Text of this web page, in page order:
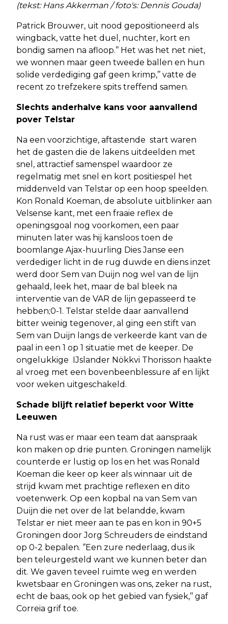
(tekst: Hans Akkerman / foto's: Dennis Gouda)
Patrick Brouwer, uit nood gepositioneerd als
wingback, vatte het duel, nuchter, kort en
bondig samen na afloop.’’ Het was het net niet,
we wonnen maar geen tweede ballen en hun
solide verdediging gaf geen krimp,’’ vatte de
recent zo trefzekere spits treffend samen.
Slechts anderhalve kans voor aanvallend
pover Telstar
Na een voorzichtige, aftastende start waren
het de gasten die de lakens uitdeelden met
snel, attractief samenspel waardoor ze
regelmatig met snel en kort positiespel het
middenveld van Telstar op een hoop speelden.
Kon Ronald Koeman, de absolute uitblinker aan
Velsense kant, met een fraaie reflex de
openingsgoal nog voorkomen, een paar
minuten later was hij kansloos toen de
boomlange Ajax-huurling Dies Janse een
verdediger licht in de rug duwde en diens inzet
werd door Sem van Duijn nog wel van de lijn
gehaald, leek het, maar de bal bleek na
interventie van de VAR de lijn gepasseerd te
hebben;0-1. Telstar stelde daar aanvallend
bitter weinig tegenover, al ging een stift van
Sem van Duijn langs de verkeerde kant van de
paal in een 1 op 1 situatie met de keeper. De
ongelukkige IJslander Nökkvi Thorisson haakte
al vroeg met een bovenbeenblessure af en lijkt
voor weken uitgeschakeld.
Schade blijft relatief beperkt voor Witte
Leeuwen
Na rust was er maar een team dat aanspraak
kon maken op drie punten. Groningen namelijk
counterde er lustig op los en het was Ronald
Koeman die keer op keer als winnaar uit de
strijd kwam met prachtige reflexen en dito
voetenwerk. Op een kopbal na van Sem van
Duijn die net over de lat belandde, kwam
Telstar er niet meer aan te pas en kon in 90+5
Groningen door Jorg Schreuders de eindstand
op 0-2 bepalen. ‘’Een zure nederlaag, dus ik
ben teleurgesteld want we kunnen beter dan
dit. We gaven teveel ruimte weg en werden
kwetsbaar en Groningen was ons, zeker na rust,
echt de baas, ook op het gebied van fysiek,’’ gaf
Correia grif toe.